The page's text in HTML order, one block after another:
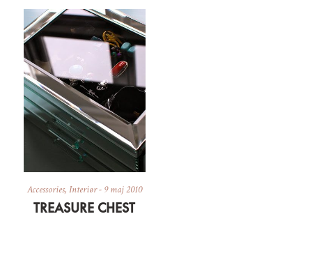
Accessories, Interiør- 9 maj 2010
TREASURE CHEST